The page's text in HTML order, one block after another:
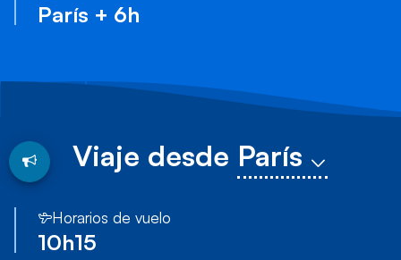
París + 6h
Viaje desde París
Horarios de vuelo
10h15